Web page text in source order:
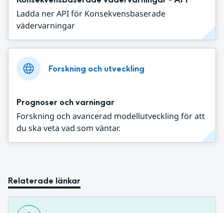
Ladda ner API för Konsekvensbaserade
vädervarningar
Forskning och utveckling
Prognoser och varningar
Forskning och avancerad modellutveckling för att
du ska veta vad som väntar.
Relaterade länkar